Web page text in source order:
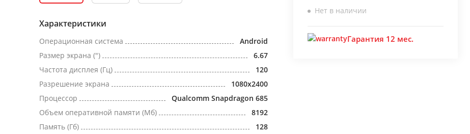
Характеристики
Операционная система
Android
Размер экрана (")
6.67
Частота дисплея (Гц)
120
Разрешение экрана
1080x2400
Процессор
Qualcomm Snapdragon 685
Объем оперативной памяти (Мб)
8192
Память (Гб)
128
Нет в наличии
Гарантия 12 мес.